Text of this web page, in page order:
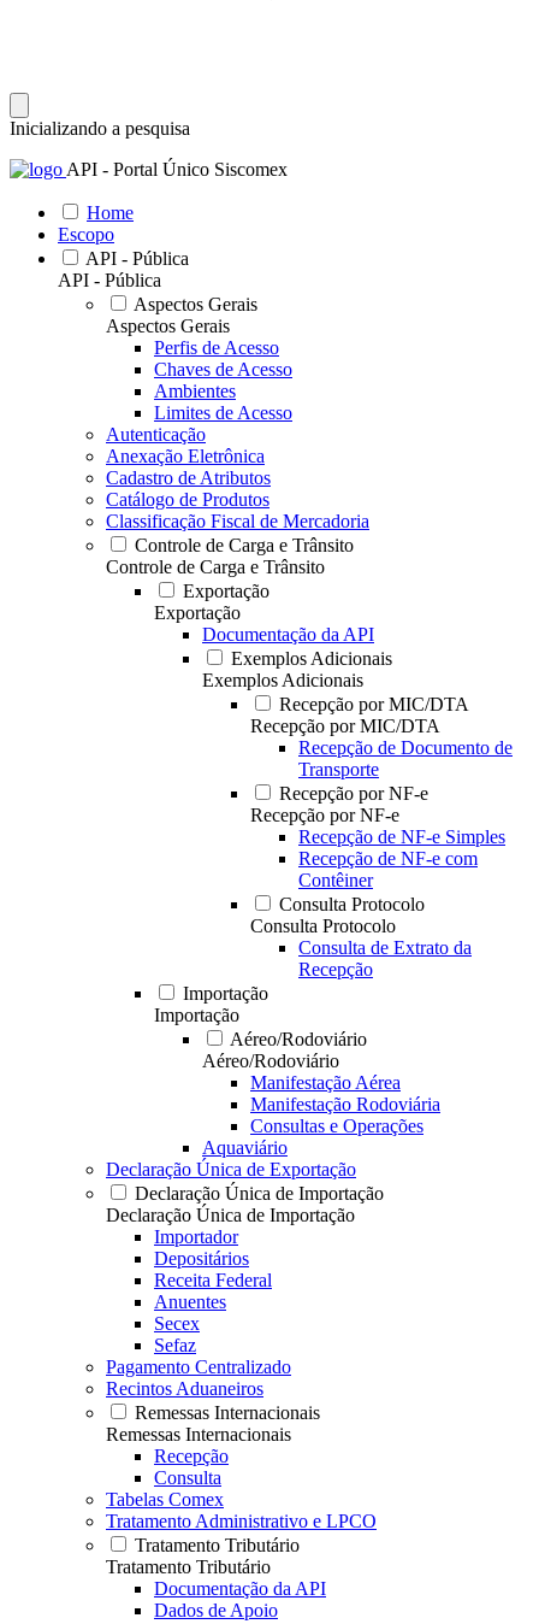
Inicializando a pesquisa
API - Portal Único Siscomex
Home
Escopo
API - Pública
API - Pública
Aspectos Gerais
Aspectos Gerais
Perfis de Acesso
Chaves de Acesso
Ambientes
Limites de Acesso
Autenticação
Anexação Eletrônica
Cadastro de Atributos
Catálogo de Produtos
Classificação Fiscal de Mercadoria
Controle de Carga e Trânsito
Controle de Carga e Trânsito
Exportação
Exportação
Documentação da API
Exemplos Adicionais
Exemplos Adicionais
Recepção por MIC/DTA
Recepção por MIC/DTA
Recepção de Documento de
Transporte
Recepção por NF-e
Recepção por NF-e
Recepção de NF-e Simples
Recepção de NF-e com
Contêiner
Consulta Protocolo
Consulta Protocolo
Consulta de Extrato da
Recepção
Importação
Importação
Aéreo/Rodoviário
Aéreo/Rodoviário
Manifestação Aérea
Manifestação Rodoviária
Consultas e Operações
Aquaviário
Declaração Única de Exportação
Declaração Única de Importação
Declaração Única de Importação
Importador
Depositários
Receita Federal
Anuentes
Secex
Sefaz
Pagamento Centralizado
Recintos Aduaneiros
Remessas Internacionais
Remessas Internacionais
Recepção
Consulta
Tabelas Comex
Tratamento Administrativo e LPCO
Tratamento Tributário
Tratamento Tributário
Documentação da API
Dados de Apoio